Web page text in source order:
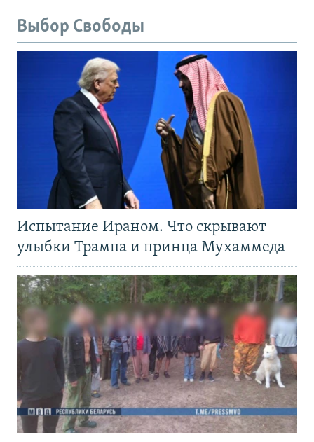
Выбор Свободы
Испытание Ираном. Что скрывают
улыбки Трампа и принца Мухаммеда